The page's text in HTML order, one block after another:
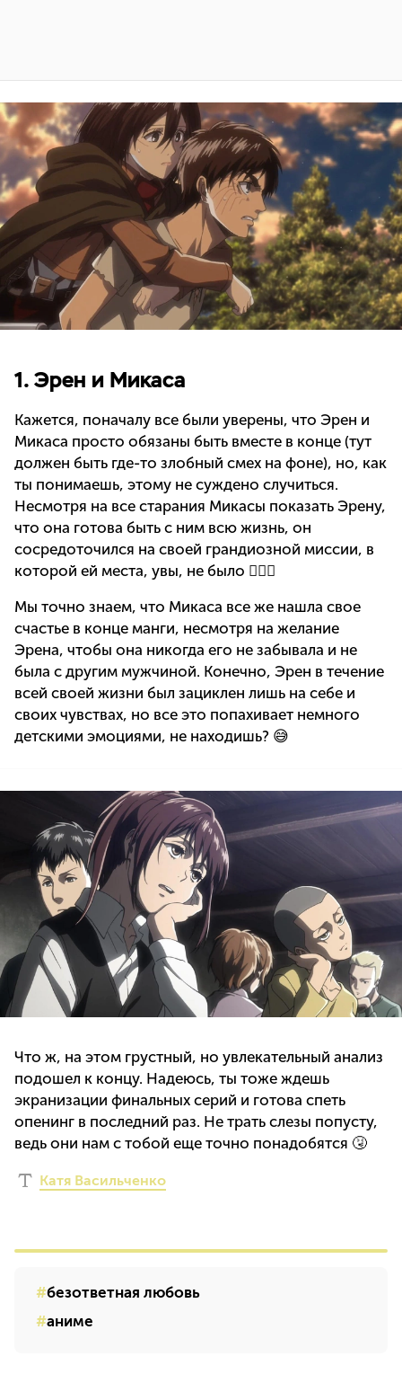
1. Эрен и Микаса
Кажется, поначалу все были уверены, что Эрен и
Микаса просто обязаны быть вместе в конце (тут
должен быть где-то злобный смех на фоне), но, как
ты понимаешь, этому не суждено случиться.
Несмотря на все старания Микасы показать Эрену,
что она готова быть с ним всю жизнь, он
сосредоточился на своей грандиозной миссии, в
которой ей места, увы, не было 🤷🏻‍♀️
Мы точно знаем, что Микаса все же нашла свое
счастье в конце манги, несмотря на желание
Эрена, чтобы она никогда его не забывала и не
была с другим мужчиной. Конечно, Эрен в течение
всей своей жизни был зациклен лишь на себе и
своих чувствах, но все это попахивает немного
детскими эмоциями, не находишь? 😅
Что ж, на этом грустный, но увлекательный анализ
подошел к концу. Надеюсь, ты тоже ждешь
экранизации финальных серий и готова спеть
опенинг в последний раз. Не трать слезы попусту,
ведь они нам с тобой еще точно понадобятся 🤧
Катя Васильченко
безответная любовь
аниме